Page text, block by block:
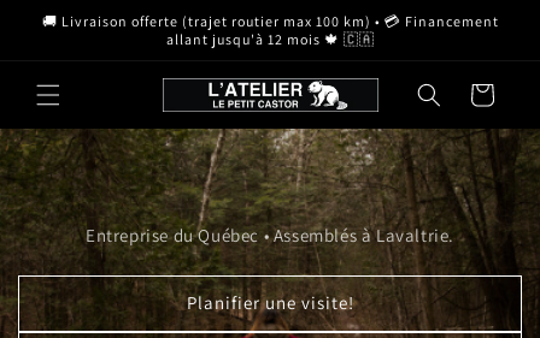
passer
🚚 Livraison offerte (trajet routier max 100 km) • 💳 Financement
allant jusqu'à 12 mois 🍁 🇨🇦
Panier
Entreprise du Québec • Assemblés à Lavaltrie.
Planifier une visite!